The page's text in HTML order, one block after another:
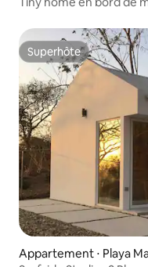
Superhôte
Superhôte
Appartement ⋅ Playa